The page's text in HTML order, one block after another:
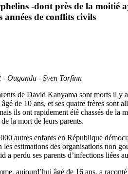
-dont près de la moitié
de conflits civils
- Ouganda - Sven Torfinn
de David Kanyama sont morts il y
de 10 ans, et ses quatre frères sont
ils ont rapidement été chassés de la
la mort de leurs parents.
autres enfants en République
estimations des organisations non
a perdu ses parents d’infections liées au
aujourd’hui âgé de 16 ans, a